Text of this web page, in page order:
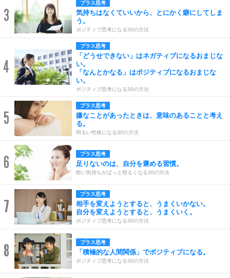
3
プラス思考
気持ちはなくていいから、とにかく癖にしてしま
う。
ポジティブ思考になる30の方法
4
プラス思考
「どうせできない」はネガティブになるおまじな
い。
「なんとかなる」はポジティブになるおまじな
い。
ポジティブ思考になる30の方法
5
プラス思考
嫌なことがあったときは、意味のあることと考え
る。
明るい性格になる30の方法
6 プラス思考
足りないのは、自分を褒める習慣。
暗い気持ちがぱっと明るくなる30の方法
7
プラス思考
相手を変えようとすると、うまくいかない。
自分を変えようとすると、うまくいく。
ポジティブ思考になる30の方法
8 プラス思考
「積極的な人間関係」でポジティブになる。
ポジティブ思考になる30の方法